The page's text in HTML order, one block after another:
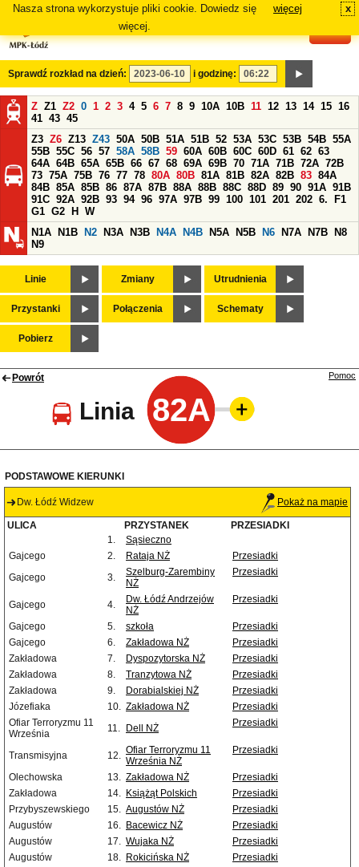
Nasza strona wykorzystuje pliki cookie. Dowiedz się
więcej.
więcej x
Sprawdź rozkład na dzień: i godzinę:
Z Z1 Z2 0 1 2 3 4 5 6 7 8 9 10A 10B 11 12 13 14 15 16
41 43 45
Z3 Z6 Z13 Z43 50A 50B 51A 51B 52 53A 53C 53B 54B 55A
55B 55C 56 57 58A 58B 59 60A 60B 60C 60D 61 62 63
64A 64B 65A 65B 66 67 68 69A 69B 70 71A 71B 72A 72B
73 75A 75B 76 77 78 80A 80B 81A 81B 82A 82B 83 84A
84B 85A 85B 86 87A 87B 88A 88B 88C 88D 89 90 91A 91B
91C 92A 92B 93 94 96 97A 97B 99 100 101 201 202 6.
F1
G1 G2 H
W
N1A
N1B N2 N3A N3B N4A N4B N5A N5B N6 N7A N7B
N8
N9
Linie Zmiany Utrudnienia
Przystanki Połączenia Schematy
Pobierz
Powrót
Linia 82A
Pomoc
PODSTAWOWE KIERUNKI
Dw. Łódź Widzew Pokaż na mapie
ULICA PRZYSTANEK
PRZESIADKI
1.
Sąsieczno
Gajcego
2. Rataja NŻ
Przesiadki
Gajcego
3.
Szelburg-Zarembiny
NŻ
Przesiadki
Gajcego 4.
Dw. Łódź Andrzejów
NŻ
Przesiadki
Gajcego 5. szkoła
Przesiadki
Gajcego
6. Zakładowa NŻ
Przesiadki
Zakładowa
7. Dyspozytorska NŻ
Przesiadki
Zakładowa
8. Tranzytowa NŻ
Przesiadki
Zakładowa
9. Dorabialskiej NŻ
Przesiadki
Józefiaka
10. Zakładowa NŻ
Przesiadki
Ofiar Terroryzmu 11
Września
11. Dell NŻ Przesiadki
Transmisyjna 12. Ofiar Terroryzmu 11
Września NŻ
Przesiadki
Olechowska 13. Zakładowa NŻ
Przesiadki
Zakładowa
14. Książąt Polskich
Przesiadki
Przybyszewskiego
15. Augustów NŻ
Przesiadki
Augustów
16. Bacewicz NŻ
Przesiadki
Augustów
17. Wujaka NŻ
Przesiadki
Augustów
18. Rokicińska NŻ
Przesiadki